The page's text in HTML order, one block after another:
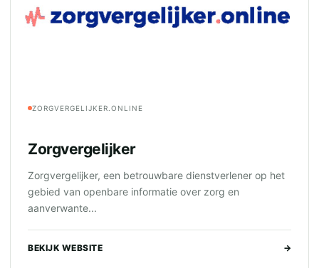
ZORGVERGELIJKER.ONLINE
Zorgvergelijker
Zorgvergelijker, een betrouwbare dienstverlener op het
gebied van openbare informatie over zorg en
aanverwante...
BEKIJK WEBSITE →